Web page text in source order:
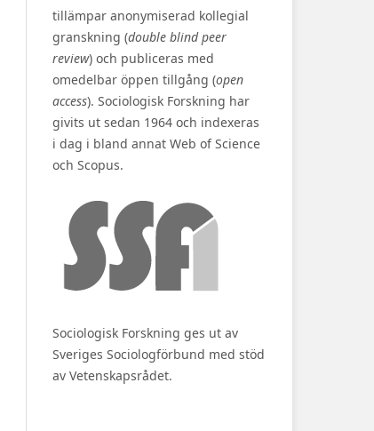
tillämpar anonymiserad kollegial
granskning (double blind peer
review) och publiceras med
omedelbar öppen tillgång (open
access). Sociologisk Forskning har
givits ut sedan 1964 och indexeras
i dag i bland annat Web of Science
och Scopus.
Sociologisk Forskning ges ut av
Sveriges Sociologförbund med stöd
av Vetenskapsrådet.